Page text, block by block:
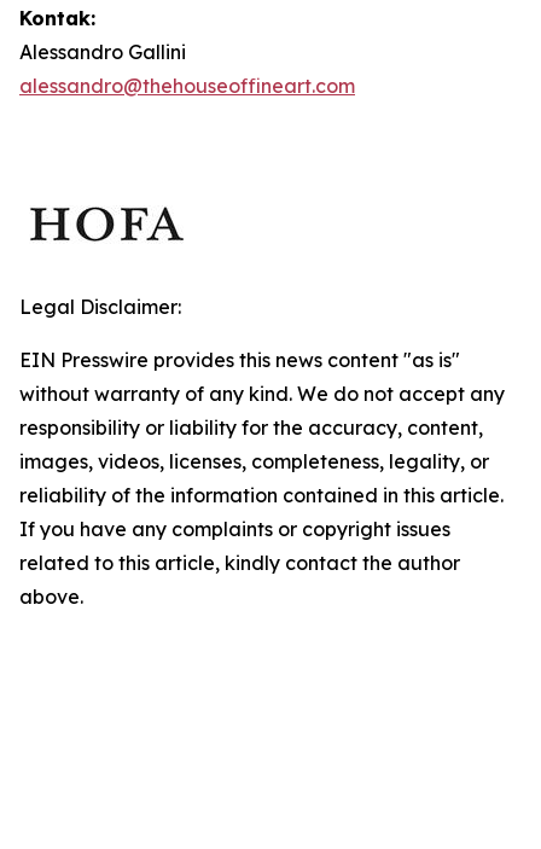
Kontak:
Alessandro Gallini
alessandro@thehouseoffineart.com
Legal Disclaimer:
EIN Presswire provides this news content "as is"
without warranty of any kind. We do not accept any
responsibility or liability for the accuracy, content,
images, videos, licenses, completeness, legality, or
reliability of the information contained in this article.
If you have any complaints or copyright issues
related to this article, kindly contact the author
above.